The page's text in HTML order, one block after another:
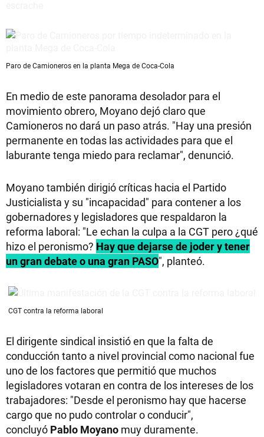
Paro de Camioneros en la planta Mega de Coca-Cola
En medio de este panorama desolador para el
movimiento obrero, Moyano dejó claro que
Camioneros no dará un paso atrás. "Hay una presión
permanente en todas las actividades para que el
laburante tenga miedo para reclamar", denunció.
Moyano también dirigió críticas hacia el Partido
Justicialista y su "incapacidad" para contener a los
gobernadores y legisladores que respaldaron la
reforma laboral: "Le echan la culpa a la CGT pero ¿qué
hizo el peronismo? Hay que dejarse de joder y tener
un gran debate o una gran PASO", planteó.
CGT contra la reforma laboral
El dirigente sindical insistió en que la falta de
conducción tanto a nivel provincial como nacional fue
uno de los factores que permitió que muchos
legisladores votaran en contra de los intereses de los
trabajadores: "Desde el peronismo hay que hacerse
cargo que no pudo controlar o conducir",
concluyó Pablo Moyano muy duramente.